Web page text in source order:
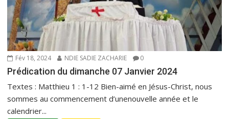
Fév 18, 2024 NDIE SADIE ZACHARIE 0
Prédication du dimanche 07 Janvier 2024
Textes : Matthieu 1 : 1-12 Bien-aimé en Jésus-Christ, nous
sommes au commencement d’unenouvelle année et le
calendrier...